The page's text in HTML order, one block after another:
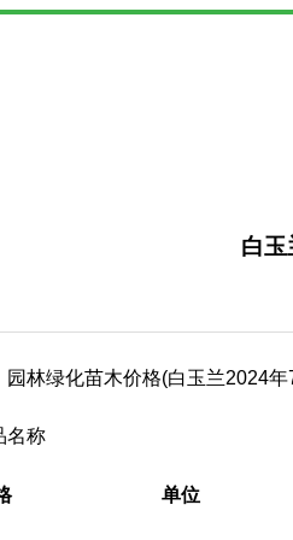
白
园林绿化苗木价格(白玉兰2024年
名称
单位